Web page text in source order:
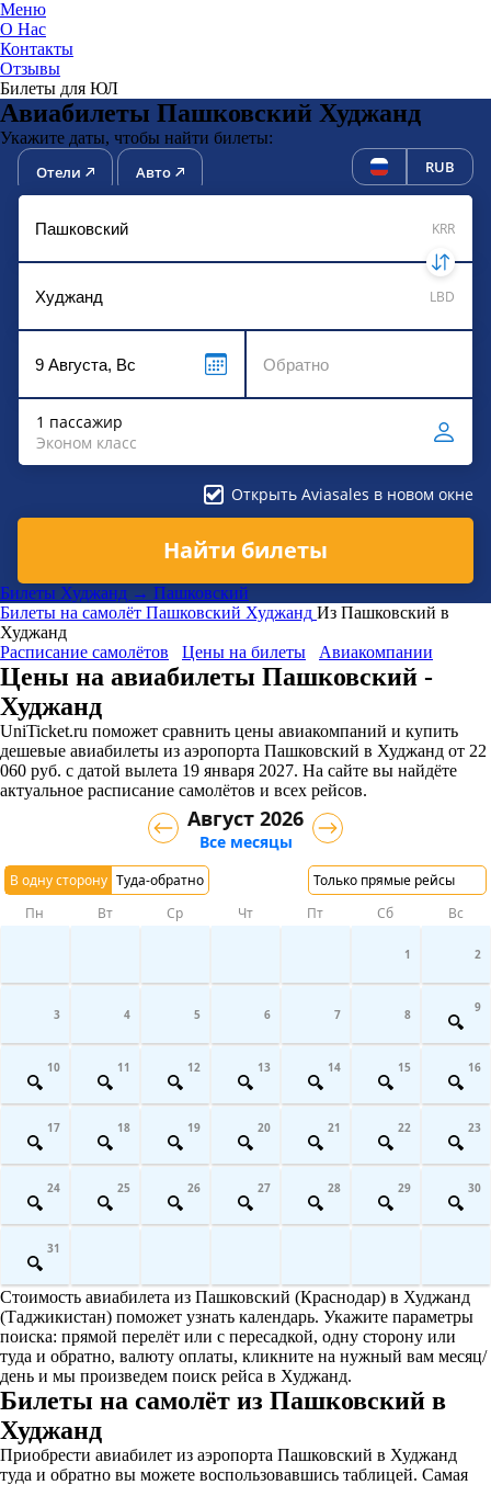
Меню
О Нас
Контакты
Отзывы
Билеты для ЮЛ
Авиабилеты Пашковский Худжанд
Укажите даты, чтобы найти билеты:
Отели Авто RUB
KRR
LBD
1 пассажир
Эконом класс
Открыть Aviasales в новом окне
Найти билеты
Билеты Худжанд → Пашковский
Билеты на самолёт Пашковский Худжанд Из Пашковский в
Худжанд
Расписание самолётов
Цены на билеты Авиакомпании
Цены на авиабилеты Пашковский -
Худжанд
UniTicket.ru поможет сравнить цены авиакомпаний и купить
дешевые авиабилеты из аэропорта Пашковский в Худжанд от 22
060 руб. с датой вылета 19 января 2027. На сайте вы найдёте
актуальное расписание самолётов и всех рейсов.
В одну сторону Туда-обратно Только прямые рейсы
Август 2026
Все месяцы
Пн Вт Ср Чт Пт Сб Вс
1 2
3 4 5 6 7 8 9
10 11 12 13 14 15 16
17 18 19 20 21 22 23
24 25 26 27 28 29 30
31
Стоимость авиабилета из Пашковский (Краснодар) в Худжанд
(Таджикистан) поможет узнать календарь. Укажите параметры
поиска: прямой перелёт или с пересадкой, одну сторону или
туда и обратно, валюту оплаты, кликните на нужный вам месяц/
день и мы произведем поиск рейса в Худжанд.
Билеты на самолёт из Пашковский в
Худжанд
Приобрести авиабилет из аэропорта Пашковский в Худжанд
туда и обратно вы можете воспользовавшись таблицей. Самая